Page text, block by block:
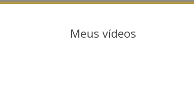
Meus vídeos